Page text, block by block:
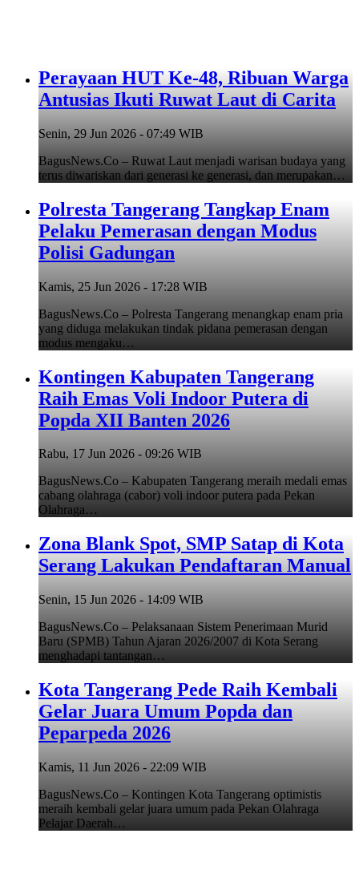
Perayaan HUT Ke-48, Ribuan Warga
Antusias Ikuti Ruwat Laut di Carita
Senin, 29 Jun 2026 - 07:49 WIB
BagusNews.Co – Ruwat Laut menjadi warisan budaya yang
terus diwariskan dari generasi ke generasi, dan merupakan…
Polresta Tangerang Tangkap Enam
Pelaku Pemerasan dengan Modus
Polisi Gadungan
Kamis, 25 Jun 2026 - 17:28 WIB
BagusNews.Co – Polresta Tangerang menangkap enam pria
yang diduga melakukan tindak pidana pemerasan dengan
modus mengaku…
Kontingen Kabupaten Tangerang
Raih Emas Voli Indoor Putera di
Popda XII Banten 2026
Rabu, 17 Jun 2026 - 09:26 WIB
BagusNews.Co – Kabupaten Tangerang meraih medali emas
cabang olahraga (cabor) voli indoor putera pada Pekan
Olahraga…
Zona Blank Spot, SMP Satap di Kota
Serang Lakukan Pendaftaran Manual
Senin, 15 Jun 2026 - 14:09 WIB
BagusNews.Co – Pelaksanaan Sistem Penerimaan Murid
Baru (SPMB) Tahun Ajaran 2026/2007 di Kota Serang
menghadapi tantangan…
Kota Tangerang Pede Raih Kembali
Gelar Juara Umum Popda dan
Peparpeda 2026
Kamis, 11 Jun 2026 - 22:09 WIB
BagusNews.Co – Kontingen Kota Tangerang optimistis
meraih kembali gelar juara umum pada Pekan Olahraga
Pelajar Daerah…